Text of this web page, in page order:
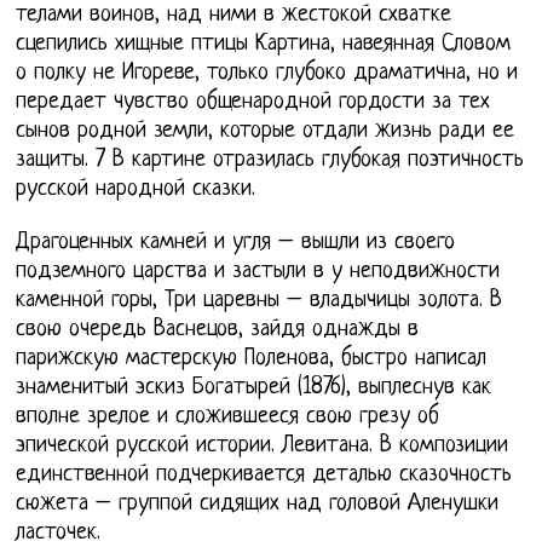
телами воинов, над ними в жестокой схватке
сцепились хищные птицы Картина, навеянная Словом
о полку не Игореве, только глубоко драматична, но и
передает чувство общенародной гордости за тех
сынов родной земли, которые отдали жизнь ради ее
защиты. 7 В картине отразилась глубокая поэтичность
русской народной сказки.
Драгоценных камней и угля – вышли из своего
подземного царства и застыли в у неподвижности
каменной горы, Три царевны – владычицы золота. В
свою очередь Васнецов, зайдя однажды в
парижскую мастерскую Поленова, быстро написал
знаменитый эскиз Богатырей (1876), выплеснув как
вполне зрелое и сложившееся свою грезу об
эпической русской истории. Левитана. В композиции
единственной подчеркивается деталью сказочность
сюжета – группой сидящих над головой Аленушки
ласточек.